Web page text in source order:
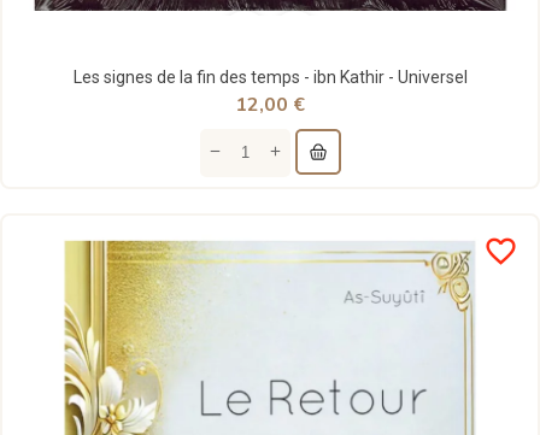
Les signes de la fin des temps - ibn Kathir - Universel
12,00 €
favorite_border